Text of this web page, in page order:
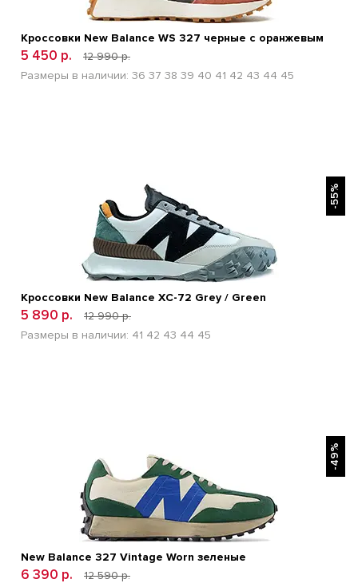
Кроссовки New Balance WS 327 черные с оранжевым
5 450 р.
12 990 р.
Размеры в наличии: 36 37 38 39 40 41 42 43 44 45
-55%
Кроссовки New Balance XC-72 Grey / Green
5 890 р.
12 990 р.
Размеры в наличии: 41 42 43 44 45
-49%
New Balance 327 Vintage Worn зеленые
6 390 р.
12 590 р.